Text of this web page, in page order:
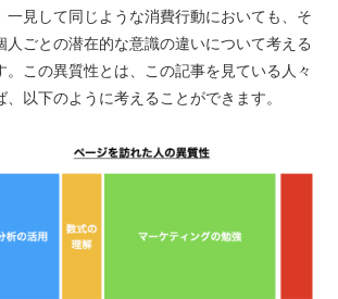
一見して同じような消費行動においても、そ
人ごとの潜在的な意識の違いについて考える
。この異質性とは、この記事を見ている人々
以下のように考えることができます。